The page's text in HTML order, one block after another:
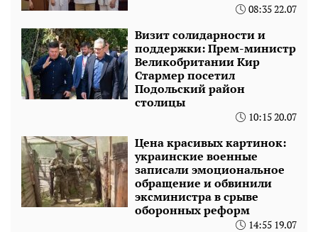
08:35 22.07
Визит солидарности и
поддержки: Прем-министр
Великобритании Кир
Стармер посетил
Подольский район
столицы
10:15 20.07
Цена красивых картинок:
украинские военные
записали эмоциональное
обращение и обвинили
эксминистра в срыве
оборонных реформ
14:55 19.07